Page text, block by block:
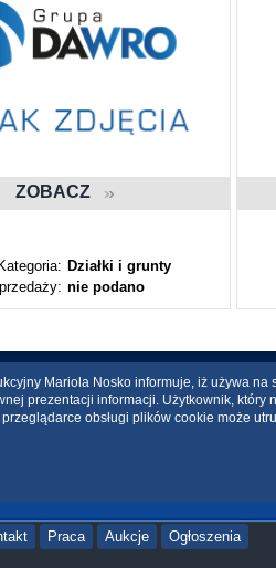
ZOBACZ
Kategoria: Działki i grunty
nie podano
Mariola Nosko informuje, iż używa
prezentacji informacji. Użytkownik,
przeglądarce obsługi plików cookie może
Praca Aukcje Ogłoszenia